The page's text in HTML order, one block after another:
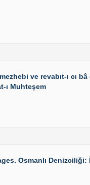
ve revabıt-ı cı
ı Muhteşem
Osmanlı